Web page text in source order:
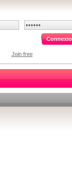
Join free